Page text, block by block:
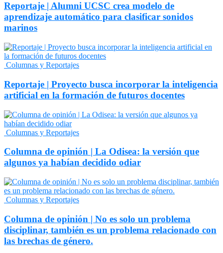
Reportaje | Alumni UCSC crea modelo de
aprendizaje automático para clasificar sonidos
marinos
Columnas y Reportajes
Reportaje | Proyecto busca incorporar la inteligencia
artificial en la formación de futuros docentes
Columnas y Reportajes
Columna de opinión | La Odisea: la versión que
algunos ya habían decidido odiar
Columnas y Reportajes
Columna de opinión | No es solo un problema
disciplinar, también es un problema relacionado con
las brechas de género.